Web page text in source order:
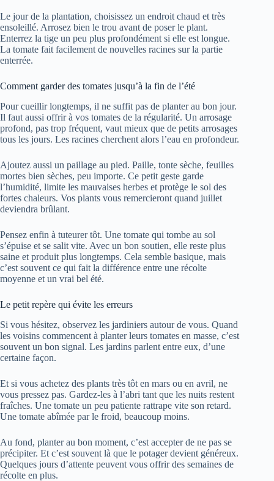
Le jour de la plantation, choisissez un endroit chaud et très
ensoleillé. Arrosez bien le trou avant de poser le plant.
Enterrez la tige un peu plus profondément si elle est longue.
La tomate fait facilement de nouvelles racines sur la partie
enterrée.
Comment garder des tomates jusqu’à la fin de l’été
Pour cueillir longtemps, il ne suffit pas de planter au bon jour.
Il faut aussi offrir à vos tomates de la régularité. Un arrosage
profond, pas trop fréquent, vaut mieux que de petits arrosages
tous les jours. Les racines cherchent alors l’eau en profondeur.
Ajoutez aussi un paillage au pied. Paille, tonte sèche, feuilles
mortes bien sèches, peu importe. Ce petit geste garde
l’humidité, limite les mauvaises herbes et protège le sol des
fortes chaleurs. Vos plants vous remercieront quand juillet
deviendra brûlant.
Pensez enfin à tuteurer tôt. Une tomate qui tombe au sol
s’épuise et se salit vite. Avec un bon soutien, elle reste plus
saine et produit plus longtemps. Cela semble basique, mais
c’est souvent ce qui fait la différence entre une récolte
moyenne et un vrai bel été.
Le petit repère qui évite les erreurs
Si vous hésitez, observez les jardiniers autour de vous. Quand
les voisins commencent à planter leurs tomates en masse, c’est
souvent un bon signal. Les jardins parlent entre eux, d’une
certaine façon.
Et si vous achetez des plants très tôt en mars ou en avril, ne
vous pressez pas. Gardez-les à l’abri tant que les nuits restent
fraîches. Une tomate un peu patiente rattrape vite son retard.
Une tomate abîmée par le froid, beaucoup moins.
Au fond, planter au bon moment, c’est accepter de ne pas se
précipiter. Et c’est souvent là que le potager devient généreux.
Quelques jours d’attente peuvent vous offrir des semaines de
récolte en plus.